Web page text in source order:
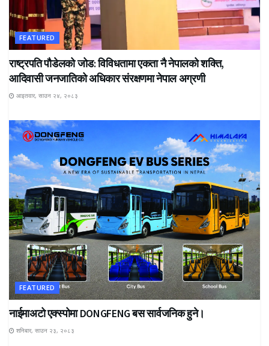
FEATURED
राष्ट्रपति पौडेलको जोड: विविधतामा एकता नै नेपालको शक्ति,
आदिवासी जनजातिको अधिकार संरक्षणमा नेपाल अग्रणी
आइतवार, साउन २४, २०८३
FEATURED
नाईमाअटो एक्स्पोमा DONGFENG बस सार्वजनिक हुने।
शनिबार, साउन २३, २०८३